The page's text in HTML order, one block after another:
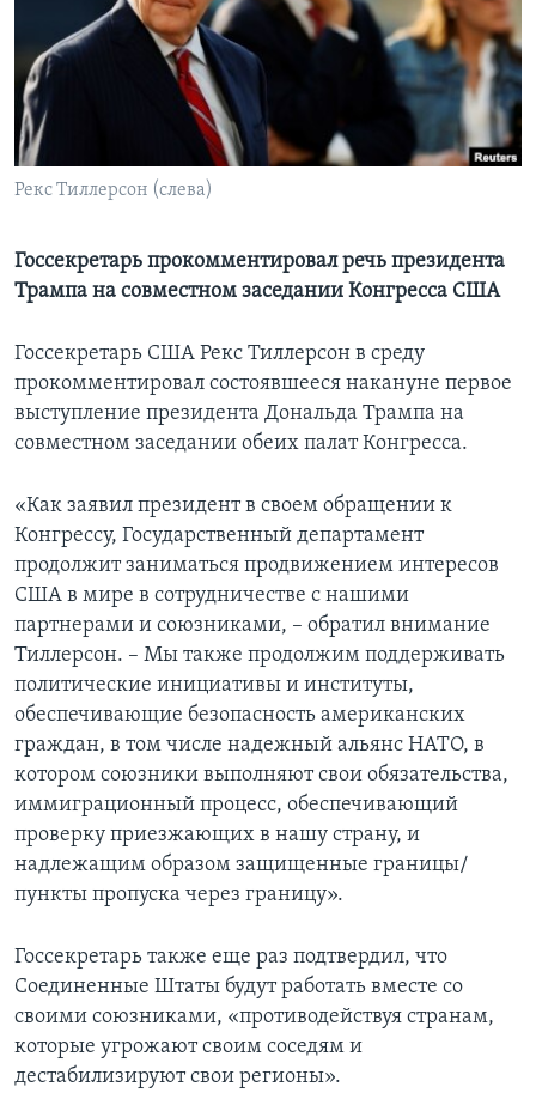
Learning English
СОЦИАЛЬНЫЕ СЕТИ
Рекс Тиллерсон (слева)
Госсекретарь прокомментировал речь президента
Трампа на совместном заседании Конгресса США
Госсекретарь США Рекс Тиллерсон в среду
прокомментировал состоявшееся накануне первое
выступление президента Дональда Трампа на
совместном заседании обеих палат Конгресса.
«Как заявил президент в своем обращении к
Конгрессу, Государственный департамент
продолжит заниматься продвижением интересов
США в мире в сотрудничестве с нашими
партнерами и союзниками, – обратил внимание
Тиллерсон. – Мы также продолжим поддерживать
политические инициативы и институты,
обеспечивающие безопасность американских
граждан, в том числе надежный альянс НАТО, в
котором союзники выполняют свои обязательства,
иммиграционный процесс, обеспечивающий
проверку приезжающих в нашу страну, и
надлежащим образом защищенные границы/
пункты пропуска через границу».
Госсекретарь также еще раз подтвердил, что
Соединенные Штаты будут работать вместе со
своими союзниками, «противодействуя странам,
которые угрожают своим соседям и
дестабилизируют свои регионы».